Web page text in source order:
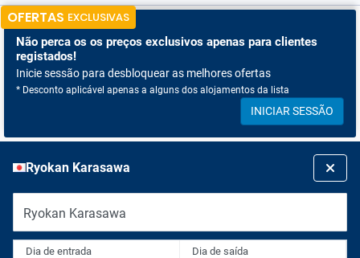
OFERTAS EXCLUSIVAS
Não perca os os preços exclusivos apenas para clientes
registados!
Inicie sessão para desbloquear as melhores ofertas
* Desconto aplicável apenas a alguns dos alojamentos da lista
INICIAR SESSÃO
Ryokan Karasawa
Ryokan Karasawa
Dia de entrada Dia de saída